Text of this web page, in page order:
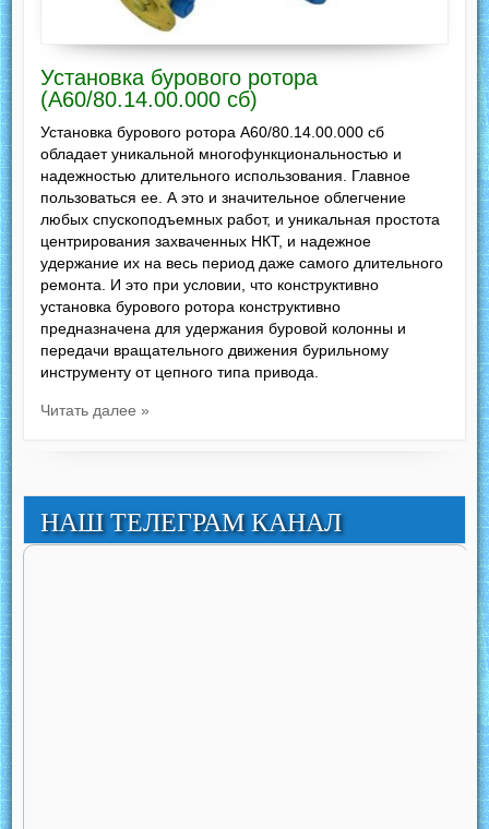
Установка бурового ротора
(А60/80.14.00.000 сб)
Установка бурового ротора А60/80.14.00.000 сб
обладает уникальной многофункциональностью и
надежностью длительного использования. Главное
пользоваться ее. А это и значительное облегчение
любых спускоподъемных работ, и уникальная простота
центрирования захваченных НКТ, и надежное
удержание их на весь период даже самого длительного
ремонта. И это при условии, что конструктивно
установка бурового ротора конструктивно
предназначена для удержания буровой колонны и
передачи вращательного движения бурильному
инструменту от цепного типа привода.
Читать далее »
НАШ ТЕЛЕГРАМ КАНАЛ